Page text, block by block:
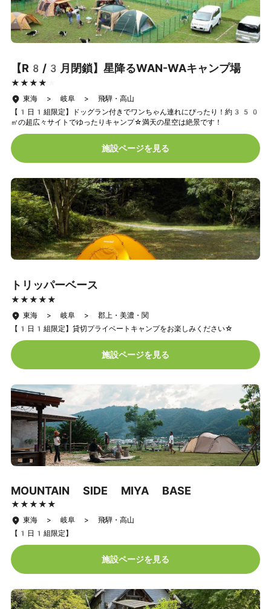
【R8/3月閉鎖】星降るWAN-WAキャンプ場
★★★★★
★★★★★
東海 > 岐阜 > 飛騨・高山
【1日1組限定】ドッグラン付きでワンちゃん連れにぴったり！約350
㎡の超広々サイトでゆったりキャンプ☆満天の星空は絶景です！
施設ページを見る
トリッパーベース
★★★★★
★★★★★
東海 > 岐阜 > 郡上・美濃・関
【1日1組限定】貸切プライベートキャンプをお楽しみください☆
施設ページを見る
MOUNTAIN SIDE MIYA BASE
★★★★★
★★★★★
東海 > 岐阜 > 飛騨・高山
【1日1組限定】
施設ページを見る